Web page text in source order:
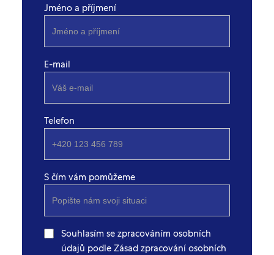
Jméno a příjmení
E-mail
Telefon
S čím vám pomůžeme
Souhlasím se zpracováním osobních
údajů podle Zásad zpracování osobních